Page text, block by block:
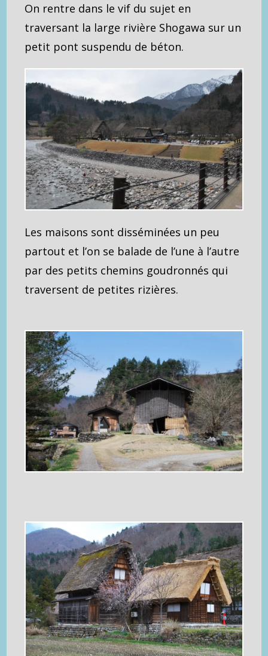
On rentre dans le vif du sujet en
traversant la large rivière Shogawa sur un
petit pont suspendu de béton.
Les maisons sont disséminées un peu
partout et l’on se balade de l’une à l’autre
par des petits chemins goudronnés qui
traversent de petites rizières.